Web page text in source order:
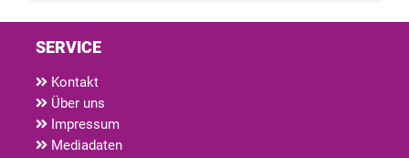
SERVICE
Kontakt
Über uns
Impressum
Mediadaten